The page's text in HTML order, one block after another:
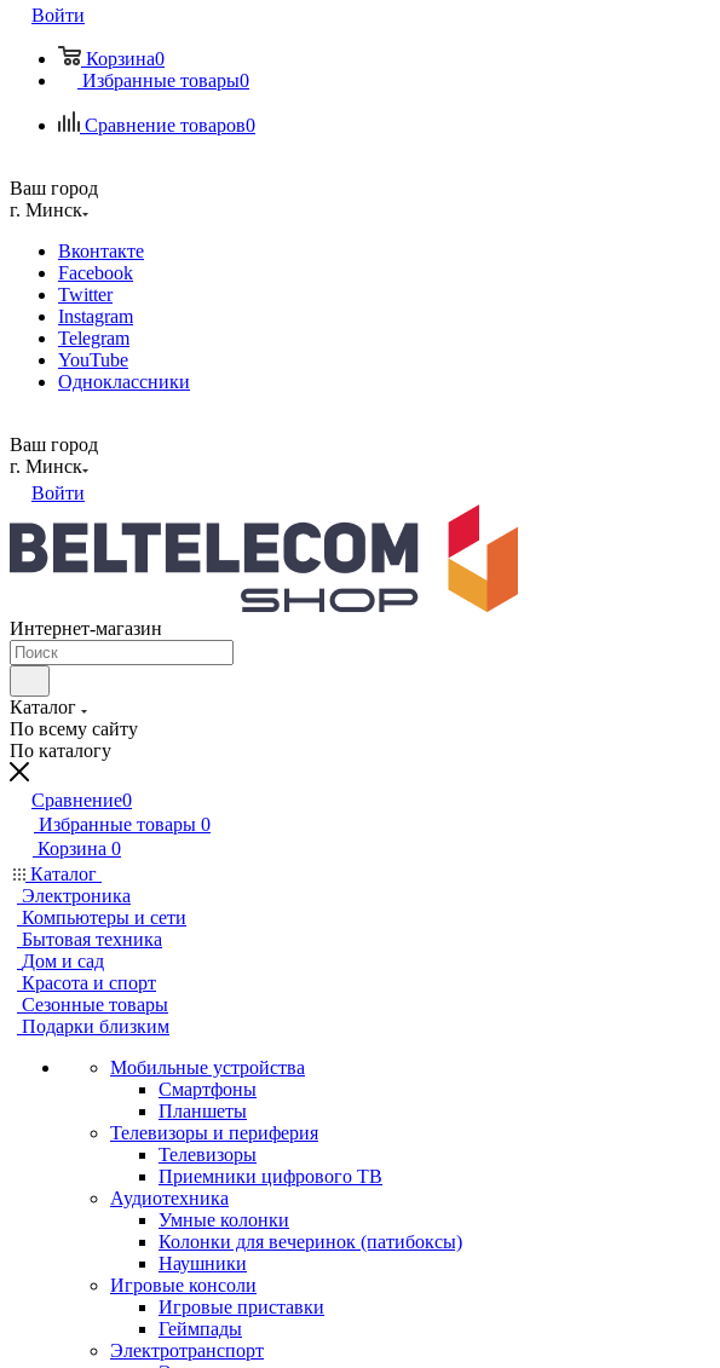
Войти
Корзина0
Избранные товары0
Сравнение товаров0
Ваш город
г. Минск
Вконтакте
Facebook
Twitter
Instagram
Telegram
YouTube
Одноклассники
Ваш город
г. Минск
Войти
Интернет-магазин
Каталог
По всему сайту
По каталогу
Сравнение0
Избранные товары 0
Корзина 0
Каталог
Электроника
Компьютеры и сети
Бытовая техника
Дом и сад
Красота и спорт
Сезонные товары
Подарки близким
Мобильные устройства
Смартфоны
Планшеты
Телевизоры и периферия
Телевизоры
Приемники цифрового ТВ
Аудиотехника
Умные колонки
Колонки для вечеринок (патибоксы)
Наушники
Игровые консоли
Игровые приставки
Геймпады
Электротранспорт